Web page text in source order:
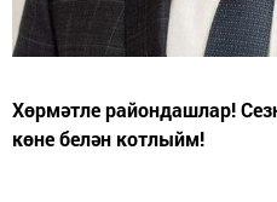
Хөрмәтле райондашлар!
көне белән котлыйм!